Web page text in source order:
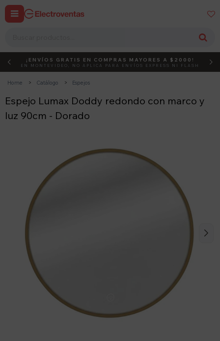
 
DEBUT ACTIVÁ EL CÓDIGO
¡ENVÍOS GRATIS EN COMPRAS MAYORES A $2000!
EN MONTEVIDEO, NO APLICA PARA ENVÍOS EXPRESS NI FLASH
Home Catálogo Espejos
Espejo Lumax Doddy redondo con marco y
luz 90cm - Dorado